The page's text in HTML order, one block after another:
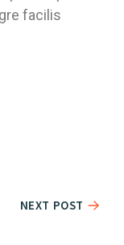
facilis
NEXT POST